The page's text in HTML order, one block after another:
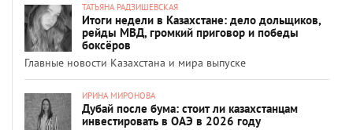
ТАТЬЯНА РАДЗИШЕВСКАЯ
Итоги недели в Казахстане: дело дольщиков,
рейды МВД, громкий приговор и победы
боксёров
Главные новости Казахстана и мира выпуске
ИРИНА МИРОНОВА
Дубай после бума: стоит ли казахстанцам
инвестировать в ОАЭ в 2026 году